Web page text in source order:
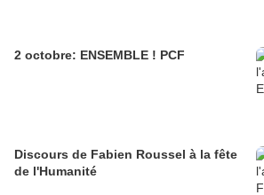
2 octobre: ENSEMBLE ! PCF
Discours de Fabien Roussel à la fête
de l'Humanité